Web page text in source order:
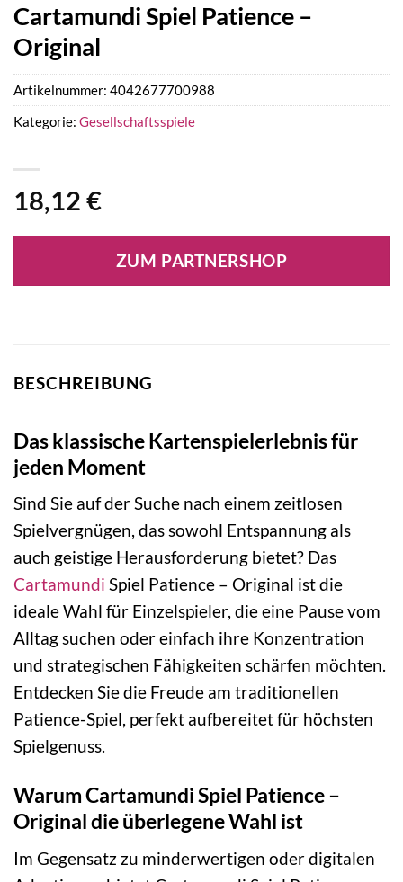
Cartamundi Spiel Patience –
Original
18,12 €
ZUM PARTNERSHOP
Artikelnummer: 4042677700988
Kategorie: Gesellschaftsspiele
BESCHREIBUNG
Das klassische Kartenspielerlebnis für
jeden Moment
Sind Sie auf der Suche nach einem zeitlosen
Spielvergnügen, das sowohl Entspannung als
auch geistige Herausforderung bietet? Das
Cartamundi Spiel Patience – Original ist die
ideale Wahl für Einzelspieler, die eine Pause vom
Alltag suchen oder einfach ihre Konzentration
und strategischen Fähigkeiten schärfen möchten.
Entdecken Sie die Freude am traditionellen
Patience-Spiel, perfekt aufbereitet für höchsten
Spielgenuss.
Warum Cartamundi Spiel Patience –
Original die überlegene Wahl ist
Im Gegensatz zu minderwertigen oder digitalen